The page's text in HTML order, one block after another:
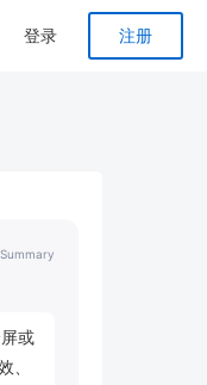
登录 注册
或
、